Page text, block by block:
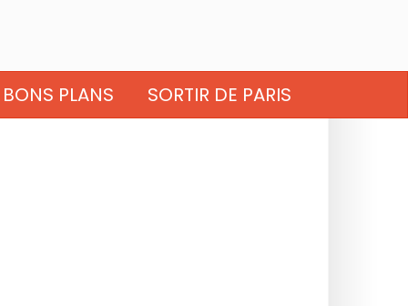
BONS PLANS SORTIR DE PARIS